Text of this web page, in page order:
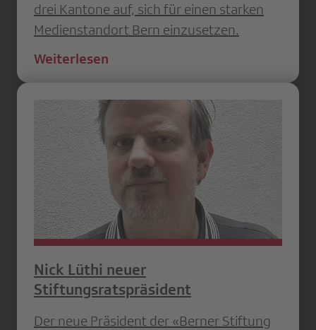
drei Kantone auf, sich für einen starken
Medienstandort Bern einzusetzen.
Weiterlesen
Nick Lüthi neuer
Stiftungsratspräsident
Der neue Präsident der «Berner Stiftung